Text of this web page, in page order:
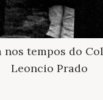
nos tempos do
Leoncio Prado